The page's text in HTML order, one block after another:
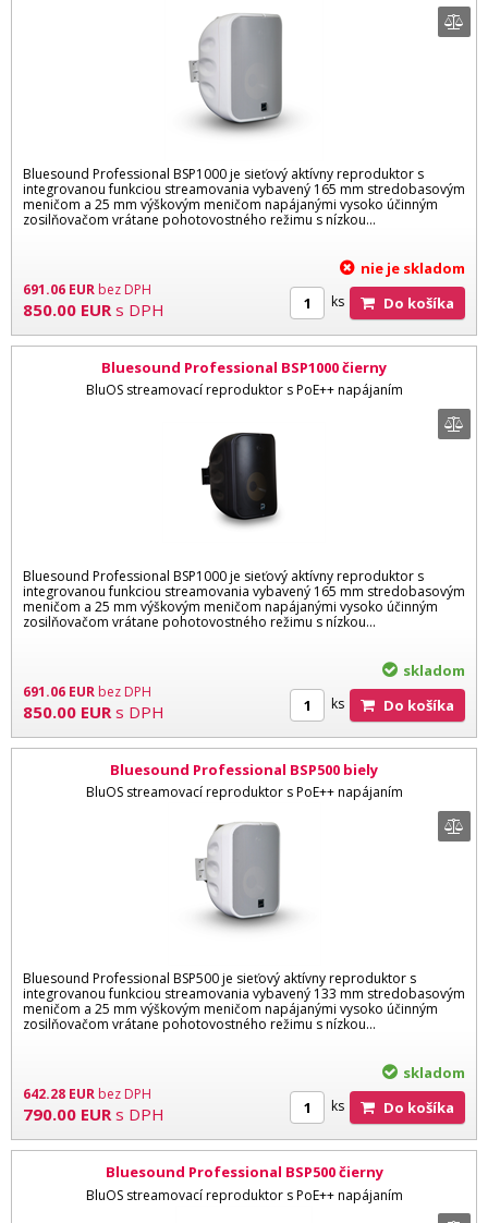
Bluesound Professional BSP1000 je sieťový aktívny reproduktor s
integrovanou funkciou streamovania vybavený 165 mm stredobasovým
meničom a 25 mm výškovým meničom napájanými vysoko účinným
zosilňovačom vrátane pohotovostného režimu s nízkou...
691.06 EURbez DPH
850.00 EUR s DPH
nie je skladom
ks Do košíka
Bluesound Professional BSP1000 čierny
BluOS streamovací reproduktor s PoE++ napájaním
Bluesound Professional BSP1000 je sieťový aktívny reproduktor s
integrovanou funkciou streamovania vybavený 165 mm stredobasovým
meničom a 25 mm výškovým meničom napájanými vysoko účinným
zosilňovačom vrátane pohotovostného režimu s nízkou...
691.06 EURbez DPH
850.00 EUR s DPH
skladom
ks Do košíka
Bluesound Professional BSP500 biely
BluOS streamovací reproduktor s PoE++ napájaním
Bluesound Professional BSP500 je sieťový aktívny reproduktor s
integrovanou funkciou streamovania vybavený 133 mm stredobasovým
meničom a 25 mm výškovým meničom napájanými vysoko účinným
zosilňovačom vrátane pohotovostného režimu s nízkou...
642.28 EUR bez DPH
790.00 EUR s DPH
skladom
ks Do košíka
Bluesound Professional BSP500 čierny
BluOS streamovací reproduktor s PoE++ napájaním